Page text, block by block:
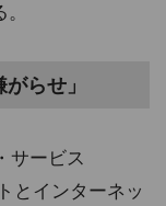
らせ」
サービス
とインターネッ